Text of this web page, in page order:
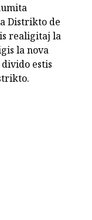
Distrikto de
realigitaj la
la nova
estis